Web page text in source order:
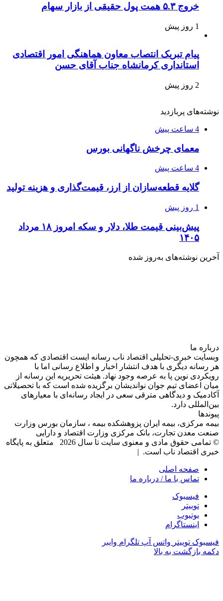
خروج ۵.۳ همت پول حقیقی از بازار سهام
1 روز پیش
پیام تبریک انتصاب معاون هماهنگی امور اقتصادی
استانداری کرمانشاه جناب آقای حسن
2 روز پیش
نوشته‌های پربازدید
4 ساعت پیش
معمای چرخش ناگهانی بورس
4 ساعت پیش
گلایه قطعه‌سازان از ارز، قیمت‌گذاری و هزینه تولید
1 روز پیش
پیش‌بینی قیمت طلا، دلار و سکه امروز ۱۸ مرداد
۱۴۰۵
آخرین نوشته‌های‌ به‌روز شده
درباره‌ ما
وبسایت خبری-تحلیلی اقتصاد ناب رسانه‌ ایست اقتصادی که همچون
هر رسانه دیگری با هدف انتشار اخبار و اطلاع رسانی اما با
رویکردی نوین پا به عرصه وجود نهاد. هیئت تحریریه این رسانه از
میان اعضای تیم جوان نواندیشان برگزیده شده است که با تحصیلاتی
آکادمیک و دیدگاهی‌ مترقی سعی در ایجاد رسانه‌ای با معیار‌های
بین‌المللی دارد.
پیوندها
بیمه مرکزی، بیمه ایران پزوهشکده بیمه ، سازمان بورس وزارت
صنعت معدن تجارت، بانک مرکزی وزارت اقتصاد و دارایی
© تمامی حقوق مادی و معنوی سایت تا سال 2026 متعلق به پایگاه
خبری اقتصاد ناب است. |
صفحه اصلی
تماس با ما / درباره ما
فیسبوک
توییتر
یوتیوب
اینستاگرام
فیسبوک توییتر واتس آپ تلگرام وایبر
دکمه بازگشت به بالا